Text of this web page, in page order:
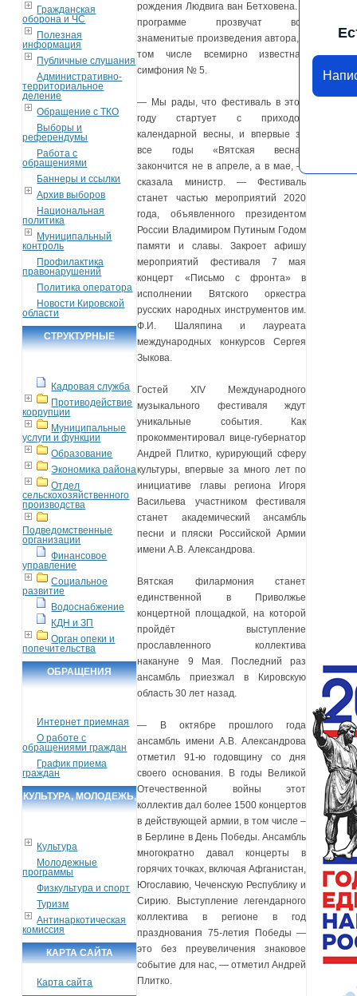
Гражданская
оборона и ЧС
Полезная
информация
Публичные слушания
Административно-
территориальное
деление
Обращение с ТКО
Выборы и
референдумы
Работа с
обращениями
Баннеры и ссылки
Архив выборов
Национальная
политика
Муниципальный
контроль
Профилактика
правонарушений
Политика оператора
Новости Кировской
области
СТРУКТУРНЫЕ
Кадровая служба
Противодействие
коррупции
Муниципальные
услуги и функции
Образование
Экономика района
Отдел
сельскохозяйственного
производства
Подведомственные
организации
Финансовое
управление
Социальное
развитие
Водоснабжение
КДН и ЗП
Орган опеки и
попечительства
ОБРАЩЕНИЯ
Интернет приемная
О работе с
обращениями граждан
График приема
граждан
КУЛЬТУРА, МОЛОДЕЖЬ,
Культура
Молодежные
программы
Физкультура и спорт
Туризм
Антинаркотическая
комиссия
КАРТА САЙТА
Карта сайта
рождения Людвига ван Бетховена. В
программе прозвучат все
знаменитые произведения автора, в
том числе всемирно известная
симфония № 5.
— Мы рады, что фестиваль в этом
году стартует с приходом
календарной весны, и впервые за
все годы «Вятская весна»
закончится не в апреле, а в мае, —
сказала министр. — Фестиваль
станет частью мероприятий 2020
года, объявленного президентом
России Владимиром Путиным Годом
памяти и славы. Закроет афишу
мероприятий фестиваля 7 мая
концерт «Письмо с фронта» в
исполнении Вятского оркестра
русских народных инструментов им.
Ф.И. Шаляпина и лауреата
международных конкурсов Сергея
Зыкова.
Гостей XIV Международного
музыкального фестиваля ждут
уникальные события. Как
прокомментировал вице-губернатор
Андрей Плитко, курирующий сферу
культуры, впервые за много лет по
инициативе главы региона Игоря
Васильева участником фестиваля
станет академический ансамбль
песни и пляски Российской Армии
имени А.В. Александрова.
Вятская филармония станет
единственной в Приволжье
концертной площадкой, на которой
пройдёт выступление
прославленного коллектива
накануне 9 Мая. Последний раз
ансамбль приезжал в Кировскую
область 30 лет назад.
— В октябре прошлого года
ансамбль имени А.В. Александрова
отметил 91-ю годовщину со дня
своего основания. В годы Великой
Отечественной войны этот
коллектив дал более 1500 концертов
в действующей армии, в том числе –
в Берлине в День Победы. Ансамбль
многократно давал концерты в
горячих точках, включая Афганистан,
Югославию, Чеченскую Республику и
Сирию. Выступление легендарного
коллектива в регионе в год
празднования 75-летия Победы —
это без преувеличения знаковое
событие для нас, — отметил Андрей
Плитко.